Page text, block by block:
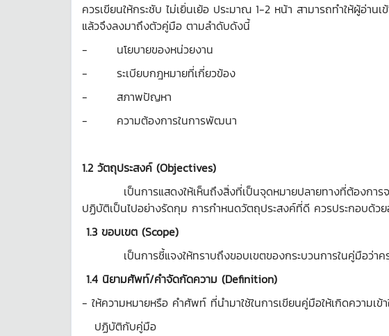
ควรเขียนให้กระชับ ไม่เยิ่นเย้อ ประมาณ 1-2 หน้า สามารถทำให้ผู้อ่า
แล้วจึงลงมาถึงตัวคู่มือ ตามลำดับดังนี้
- นโยบายของหน่วยงาน
- ระเบียบกฎหมายที่เกี่ยวข้อง
- สภาพปัญหา
- ความต้องการในการพัฒนา
1.2 วัตถุประสงค์ (Objectives)
เป็นการแสดงให้เห็นถึงสิ่งที่เป็นจุดหมายปลายทางที่ต้องการจะ
ปฏิบัติเป็นไปอย่างรัดกุม การกำหนดวัตถุประสงค์ที่ดี ควรประกอบด้วย
1.3 ขอบเขต (Scope)
เป็นการชี้แจงให้ทราบถึงขอบเขตของกระบวนการในคู่มือว่าคร
1.4 นิยามศัพท์/คำจัดกัดความ (Definition)
- ให้ความหมายหรือ คำศัพท์ ที่นำมาใช้ในการเขียนคู่มือให้เกิดความเข้
ปฏิบัติกับคู่มือ